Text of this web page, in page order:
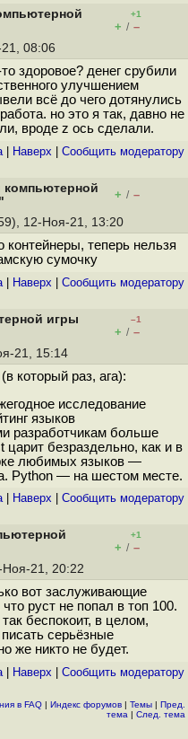
+1
+ / –
08:06
здоровое? денег срубили
улучшением
всё до чего дотянулись
но это я так, давно не
вроде z ось сделали.
| Наверх Cообщить модератору
+ / –
12-Ноя-21, 13:20
контейнеры, теперь нельзя
сумочку
| Наверх Cообщить модератору
игры
–1
+ / –
21, 15:14
который раз, ага):
исследование
языков
разработчикам больше
царит безраздельно, как и в
любимых языков —
Python — на шестом месте.
| Наверх Cообщить модератору
+1
+ / –
Ноя-21, 20:22
вот заслуживающие
что руст не попал в топ 100.
беспокоит, в целом,
серьёзные
же никто не будет.
| Наверх Cообщить модератору
в FAQ | Индекс форумов | Темы | Пред.
тема | След. тема